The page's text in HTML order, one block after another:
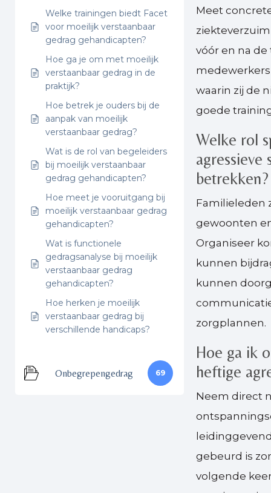
Welke trainingen biedt Facet
voor moeilijk verstaanbaar
gedrag gehandicapten?
Hoe ga je om met moeilijk
verstaanbaar gedrag in de
praktijk?
Hoe betrek je ouders bij de
aanpak van moeilijk
verstaanbaar gedrag?
Wat is de rol van begeleiders
bij moeilijk verstaanbaar
gedrag gehandicapten?
Hoe meet je vooruitgang bij
moeilijk verstaanbaar gedrag
gehandicapten?
Wat is functionele
gedragsanalyse bij moeilijk
verstaanbaar gedrag
gehandicapten?
Hoe herken je moeilijk
verstaanbaar gedrag bij
verschillende handicaps?
Onbegrepengedrag 69
Meet
vóór en na
waarin zij de
goede
Welke rol
agressieve
betrekken?
Familieleden
gewoonten
Organiseer
kunnen
kunnen
zorgplannen.
Hoe ga ik
heftige
Neem direct
gebeurd is
volgende